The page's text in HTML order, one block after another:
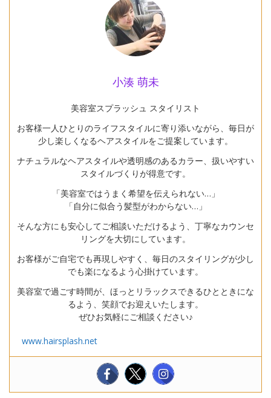
小湊 萌未
美容室スプラッシュ スタイリスト
お客様一人ひとりのライフスタイルに寄り添いながら、毎日が
少し楽しくなるヘアスタイルをご提案しています。
ナチュラルなヘアスタイルや透明感のあるカラー、扱いやすい
スタイルづくりが得意です。
「美容室ではうまく希望を伝えられない…」
「自分に似合う髪型がわからない…」
そんな方にも安心してご相談いただけるよう、丁寧なカウンセ
リングを大切にしています。
お客様がご自宅でも再現しやすく、毎日のスタイリングが少し
でも楽になるよう心掛けています。
美容室で過ごす時間が、ほっとリラックスできるひとときにな
るよう、笑顔でお迎えいたします。
ぜひお気軽にご相談ください♪
www.hairsplash.net